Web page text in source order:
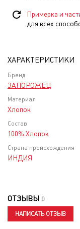
Примерка и
для всех
ХАРАКТЕРИСТИКИ
Бренд
ЗАПОРОЖЕЦ
Материал
Хлопок
Состав
100% Хлопок
Страна происхождения
ИНДИЯ
ОТЗЫВЫ 0
НАПИСАТЬ ОТЗЫВ